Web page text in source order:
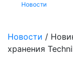
Новости
Новости /
хранения